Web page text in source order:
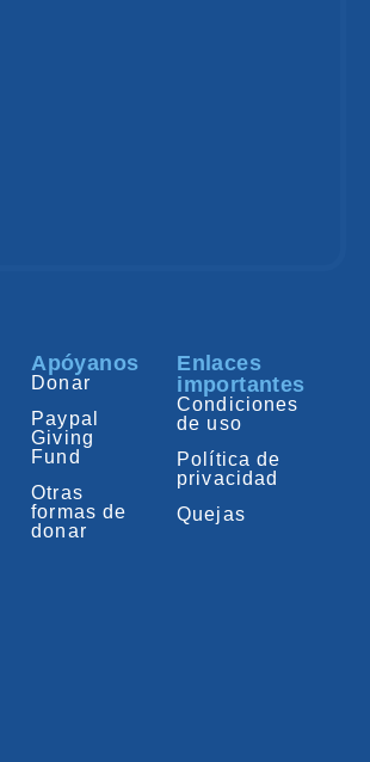
Apóyanos
Donar
Paypal
Giving
Fund
Otras
formas de
donar
Enlaces
importantes
Condiciones
de uso
Política de
privacidad
Quejas